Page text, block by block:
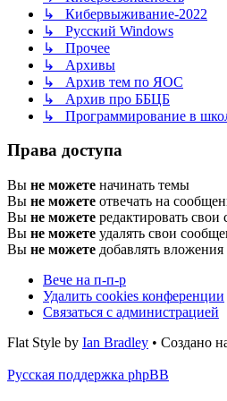
↳ Кибервыживание-2022
↳ Русский Windows
↳ Прочее
↳ Архивы
↳ Архив тем по ЯОС
↳ Архив про ББЦБ
↳ Программирование в
Права доступа
Вы не можете начинать темы
Вы не можете отвечать на
Вы не можете редактировать свои
Вы не можете удалять свои
Вы не можете добавлять вложения
Вече на п-п-р
Удалить cookies конференции
Связаться с администрацией
Flat Style by Ian Bradley • Создано
Русская поддержка phpBB